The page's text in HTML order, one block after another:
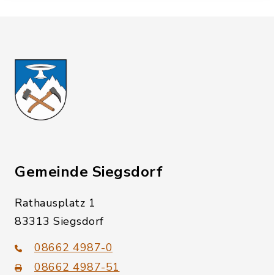
Gemeinde Siegsdorf
Rathausplatz 1
83313 Siegsdorf
08662 4987-0
08662 4987-51